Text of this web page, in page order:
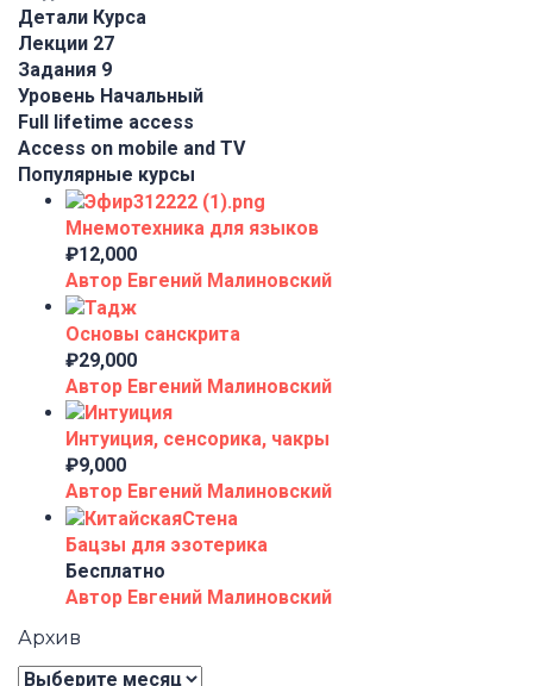
Детали Курса
Лекции 27
Задания 9
Уровень Начальный
Full lifetime access
Access on mobile and TV
Популярные курсы
Мнемотехника для языков
₽12,000
Автор Евгений Малиновский
Основы санскрита
₽29,000
Автор Евгений Малиновский
Интуиция, сенсорика, чакры
₽9,000
Автор Евгений Малиновский
Бацзы для эзотерика
Бесплатно
Автор Евгений Малиновский
Архив
Архив